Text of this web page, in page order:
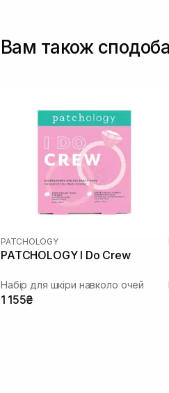
Вам також
PATCHOLOGY
PATCHOLOGY I Do Crew
Набір для шкіри навколо очей
1 155₴